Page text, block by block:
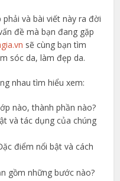
và bài viết này ra đời
đề mà bạn đang gặp
sẽ cùng bạn tìm
sóc da, làm đẹp da.
nhau tìm hiểu xem:
nào, thành phần nào?
và tác dụng của chúng
điểm nổi bật và cách
gồm những bước nào?